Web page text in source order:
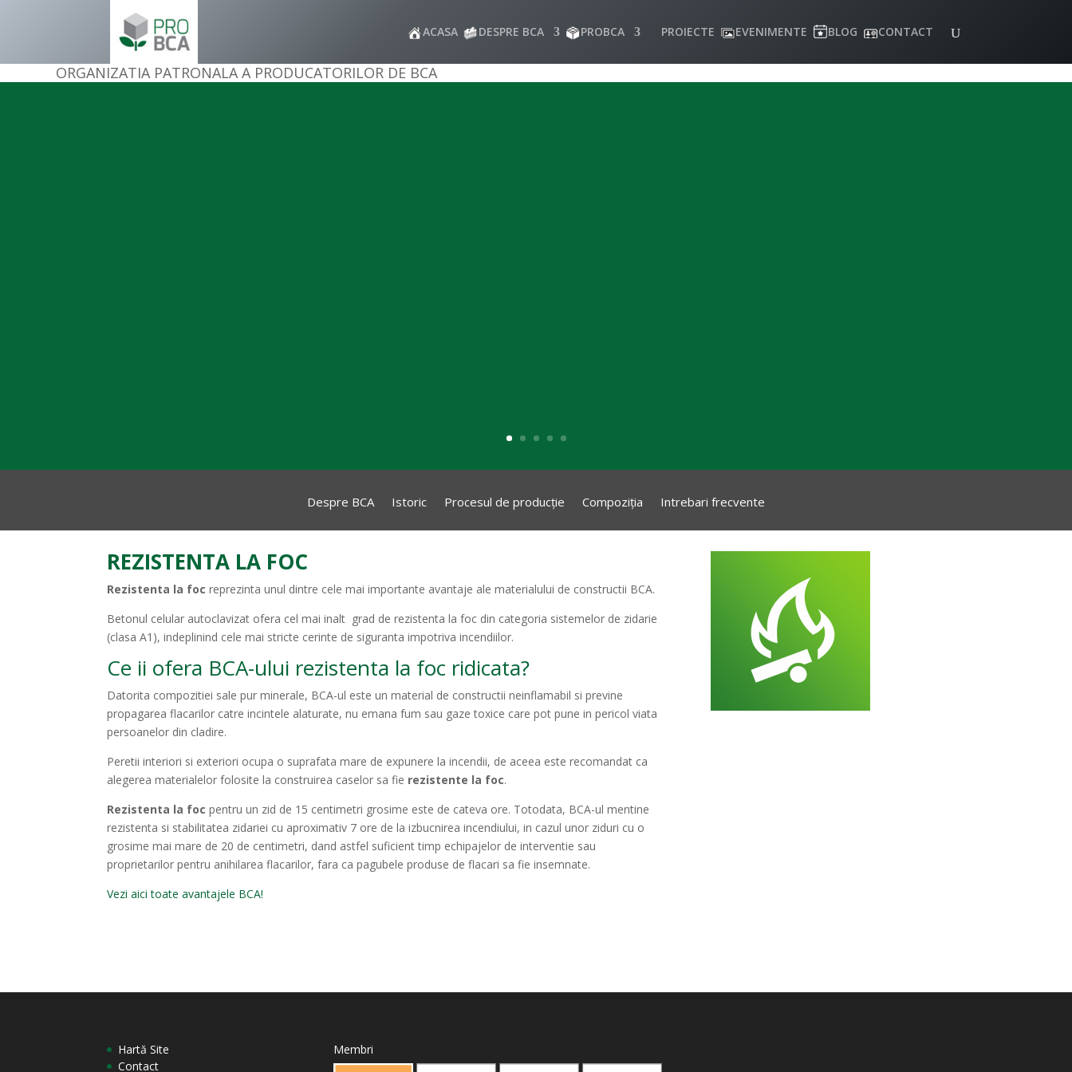
ACASA DESPRE BCA PROBCA PROIECTE EVENIMENTE BLOG CONTACT
ORGANIZATIA PATRONALA A PRODUCATORILOR DE BCA
Despre BCA Istoric Procesul de producție Compoziția Intrebari frecvente
REZISTENTA LA FOC
Rezistenta la foc reprezinta unul dintre cele mai importante avantaje ale materialului de constructii BCA.
Betonul celular autoclavizat ofera cel mai inalt grad de rezistenta la foc din categoria sistemelor de zidarie
(clasa A1), indeplinind cele mai stricte cerinte de siguranta impotriva incendiilor.
Ce ii ofera BCA-ului rezistenta la foc ridicata?
Datorita compozitiei sale pur minerale, BCA-ul este un material de constructii neinflamabil si previne
propagarea flacarilor catre incintele alaturate, nu emana fum sau gaze toxice care pot pune in pericol viata
persoanelor din cladire.
Peretii interiori si exteriori ocupa o suprafata mare de expunere la incendii, de aceea este recomandat ca
alegerea materialelor folosite la construirea caselor sa fie rezistente la foc.
Rezistenta la foc pentru un zid de 15 centimetri grosime este de cateva ore. Totodata, BCA-ul mentine
rezistenta si stabilitatea zidariei cu aproximativ 7 ore de la izbucnirea incendiului, in cazul unor ziduri cu o
grosime mai mare de 20 de centimetri, dand astfel suficient timp echipajelor de interventie sau
proprietarilor pentru anihilarea flacarilor, fara ca pagubele produse de flacari sa fie insemnate.
Vezi aici toate avantajele BCA!
Hartă Site
Contact
Membri